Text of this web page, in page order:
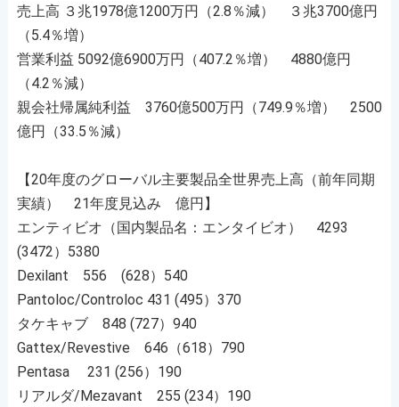
売上高 ３兆1978億1200万円（2.8％減） ３兆3700億円
（5.4％増）
営業利益 5092億6900万円（407.2％増） 4880億円
（4.2％減）
親会社帰属純利益 3760億500万円（749.9％増） 2500
億円（33.5％減）
【20年度のグローバル主要製品全世界売上高（前年同期
実績） 21年度見込み 億円】
エンティビオ（国内製品名：エンタイビオ） 4293
(3472）5380
Dexilant 556 (628）540
Pantoloc/Controloc 431 (495）370
タケキャブ 848 (727）940
Gattex/Revestive 646（618）790
Pentasa 231 (256）190
リアルダ/Mezavant 255 (234）190